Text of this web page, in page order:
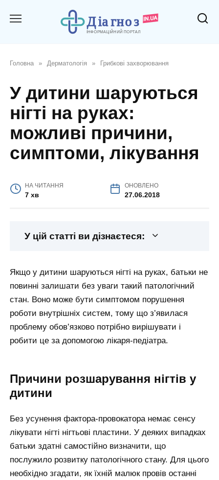
Головна » Дерматологія » Грибкові захворювання
У дитини шаруються
нігті на руках:
можливі причини,
симптоми, лікування
НА ЧИТАННЯ
7 хв
ОНОВЛЕНО
27.06.2018
У цій статті ви дізнаєтеся:
Якщо у дитини шаруються нігті на руках, батьки не
повинні залишати без уваги такий патологічний
стан. Воно може бути симптомом порушення
роботи внутрішніх систем, тому що з’явилася
проблему обов’язково потрібно вирішувати і
робити це за допомогою лікаря-педіатра.
Причини розшарування нігтів у
дитини
Без усунення фактора-провокатора немає сенсу
лікувати нігті нігтьові пластини. У деяких випадках
батьки здатні самостійно визначити, що
послужило розвитку патологічного стану. Для цього
необхідно згадати, як їхній малюк провів останні